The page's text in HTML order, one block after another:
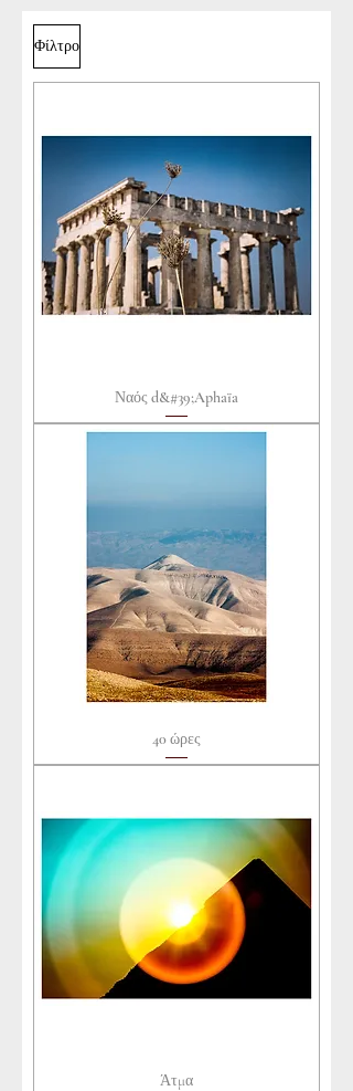
Φίλτρο
Ναός d&#39;Aphaïa
40 ώρες
Άτμα